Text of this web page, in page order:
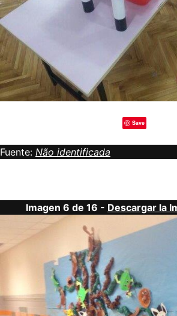
Save
Fuente: Não identificada
Imagen 6 de 16 - Descargar la